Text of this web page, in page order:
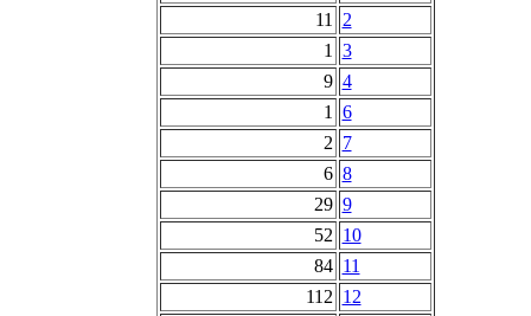
11
2
1
3
9 4
1
6
2 7
6 8
29 9
52 10
84 11
112 12